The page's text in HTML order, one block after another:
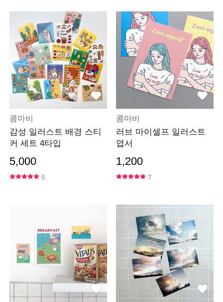
콤마비
감성 일러스트 배경 스티
커 세트 4타입
5,000
5
콤마비
러브 마이셀프 일러스트
엽서
1,200
7